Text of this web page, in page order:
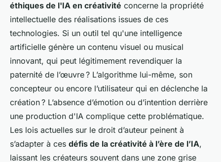
éthiques de l'IA en créativité concerne la propriété
intellectuelle des réalisations issues de ces
technologies. Si un outil tel qu'une intelligence
artificielle génère un contenu visuel ou musical
innovant, qui peut légitimement revendiquer la
paternité de l’œuvre ? L’algorithme lui-même, son
concepteur ou encore l’utilisateur qui en déclenche la
création ? L’absence d’émotion ou d’intention derrière
une production d'IA complique cette problématique.
Les lois actuelles sur le droit d’auteur peinent à
s’adapter à ces défis de la créativité à l’ère de l’IA,
laissant les créateurs souvent dans une zone grise